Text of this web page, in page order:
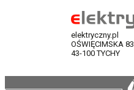
elektryczny.pl
OŚWIĘCIMSKA 83
43-100 TYCHY